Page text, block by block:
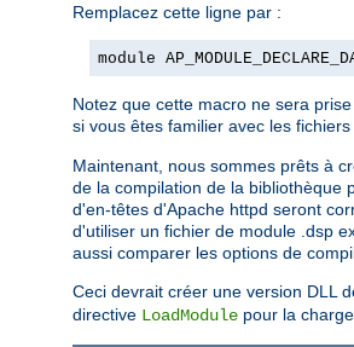
Remplacez cette ligne par :
module
Notez que cette macro ne sera
si vous êtes familier avec les fichiers
Maintenant, nous sommes prêts à
de la compilation de la bibliothèque
d'en-têtes d'Apache httpd seront
d'utiliser un fichier de module .dsp
aussi comparer les options de
Ceci devrait créer une version DLL
directive LoadModule pour la